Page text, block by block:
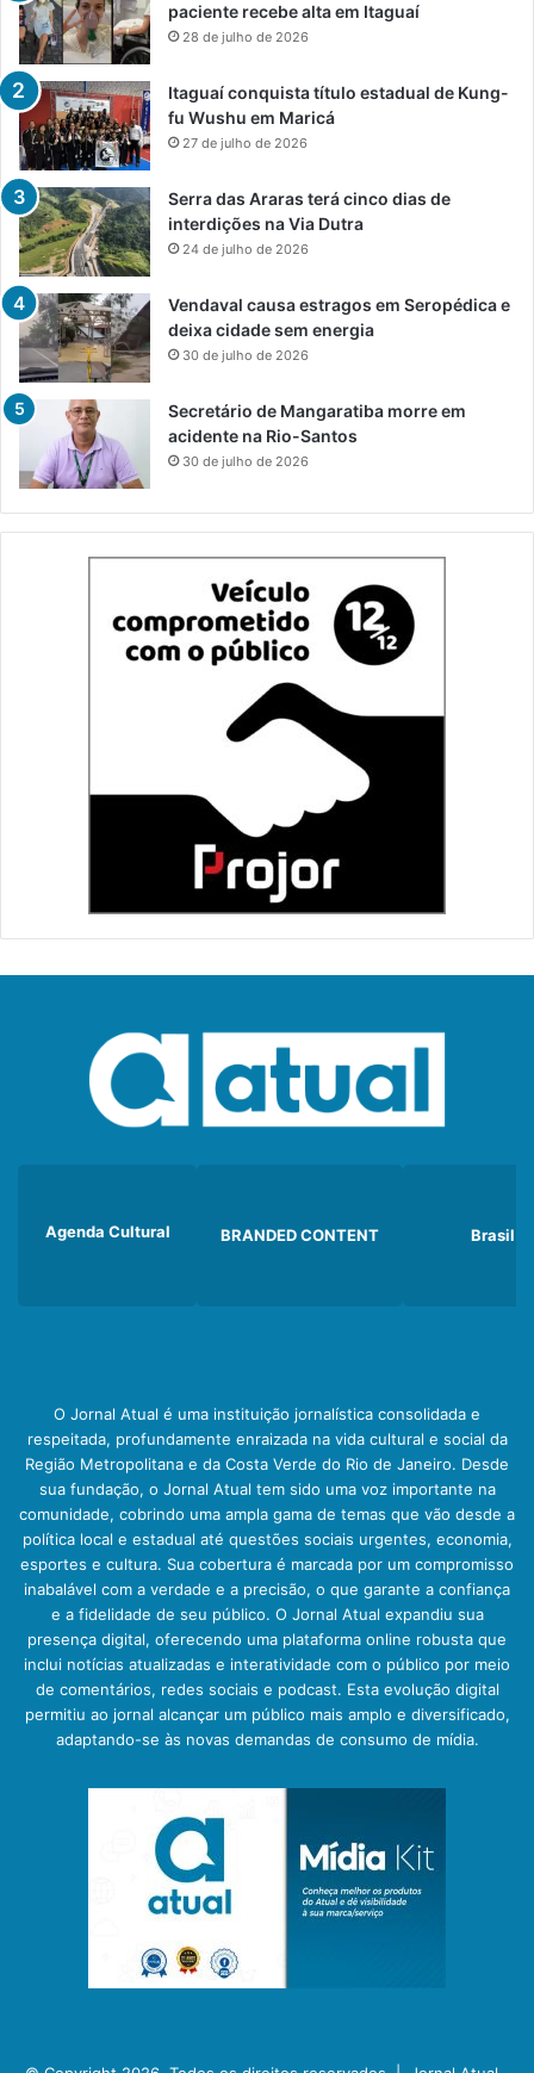
paciente recebe alta em Itaguaí
28 de julho de 2026
Itaguaí conquista título estadual de Kung-
fu Wushu em Maricá
27 de julho de 2026
Serra das Araras terá cinco dias de
interdições na Via Dutra
24 de julho de 2026
Vendaval causa estragos em Seropédica e
deixa cidade sem energia
30 de julho de 2026
Secretário de Mangaratiba morre em
acidente na Rio-Santos
30 de julho de 2026
Agenda Cultural BRANDED CONTENT Brasil
O Jornal Atual é uma instituição jornalística consolidada e
respeitada, profundamente enraizada na vida cultural e social da
Região Metropolitana e da Costa Verde do Rio de Janeiro. Desde
sua fundação, o Jornal Atual tem sido uma voz importante na
comunidade, cobrindo uma ampla gama de temas que vão desde a
política local e estadual até questões sociais urgentes, economia,
esportes e cultura. Sua cobertura é marcada por um compromisso
inabalável com a verdade e a precisão, o que garante a confiança
e a fidelidade de seu público. O Jornal Atual expandiu sua
presença digital, oferecendo uma plataforma online robusta que
inclui notícias atualizadas e interatividade com o público por meio
de comentários, redes sociais e podcast. Esta evolução digital
permitiu ao jornal alcançar um público mais amplo e diversificado,
adaptando-se às novas demandas de consumo de mídia.